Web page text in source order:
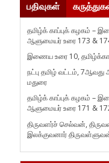
பதிவுகள்
தமிழ்க் காப்புக் கழகம் –
ஆளுமையர் உரை 173 &
இணைய உரை 10,
நட்பு தமிழ் வட்டம்,
மதுரை
தமிழ்க் காப்புக் கழகம் –
ஆளுமையர் உரை 171 &
திருவளர்ச் செல்வன்,
இலக்குவனார்